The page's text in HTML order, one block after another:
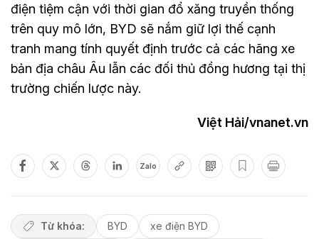
điện tiệm cận với thời gian đổ xăng truyền thống
trên quy mô lớn, BYD sẽ nắm giữ lợi thế cạnh
tranh mang tính quyết định trước cả các hãng xe
bản địa châu Âu lẫn các đối thủ đồng hương tại thị
trường chiến lược này.
Việt Hải/vnanet.vn
Zalo
Từ khóa: BYD
xe điện BYD